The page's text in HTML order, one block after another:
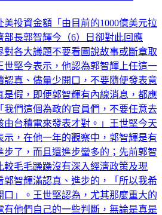
投資金額「由目前的1000億美元拉
部長郭智輝今（6）日卻對此回應
對各大議題不要看圖說故事或斷章取
世堅今表示，他認為郭智輝上任這一
真、儘量少開口，不要隨便發表意
是假，即便郭智輝有內線消息，都應
我們這個為政的官員們，不要任意去
由台積電來發表才對。」王世堅今天
，在他一年的觀察中，郭智輝是有
步了，而且還進步蠻多的；先前郭智
毛毛躁躁沒有深入經濟政策及現
郭智輝滿認真、進步的，「所以我希
」。王世堅認為，尤其那麼重大的
他們自己的一些判斷，無論是真是